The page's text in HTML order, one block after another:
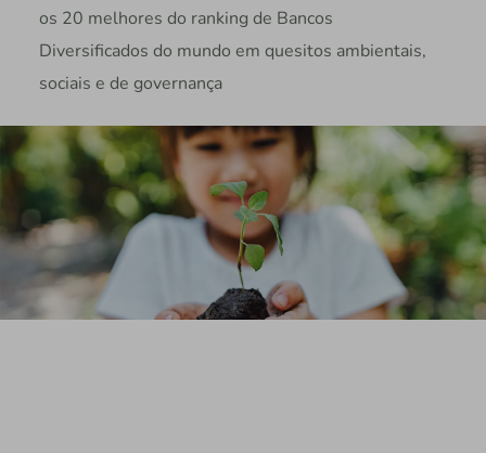
os 20 melhores do ranking de Bancos
Diversificados do mundo em quesitos ambientais,
sociais e de governança